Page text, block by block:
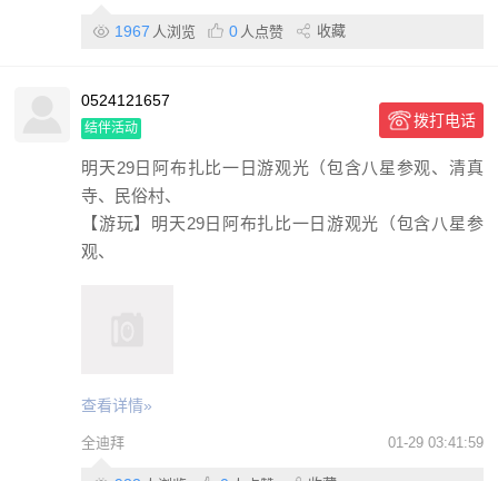
1967 人浏览 0 人点赞 收藏
0524121657
结伴活动 拨打电话
明天29日阿布扎比一日游观光（包含八星参观、清真
寺、民俗村、
【游玩】明天29日阿布扎比一日游观光（包含八星参
观、
查看详情»
全迪拜 01-29 03:41:59